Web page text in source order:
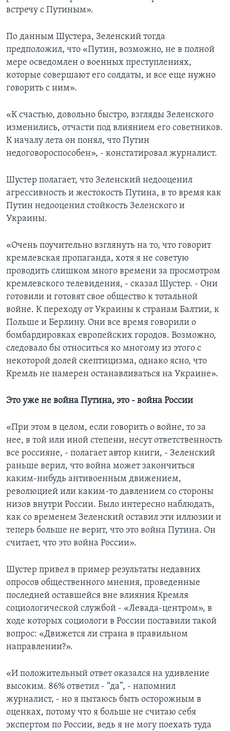
встречу с Путиным».
По данным Шустера, Зеленский тогда
предположил, что «Путин, возможно, не в полной
мере осведомлен о военных преступлениях,
которые совершают его солдаты, и все еще нужно
говорить с ним».
«К счастью, довольно быстро, взгляды Зеленского
изменились, отчасти под влиянием его советников.
К началу лета он понял, что Путин
недоговороспособен», - констатировал журналист.
Шустер полагает, что Зеленский недооценил
агрессивность и жестокость Путина, в то время как
Путин недооценил стойкость Зеленского и
Украины.
«Очень поучительно взглянуть на то, что говорит
кремлевская пропаганда, хотя я не советую
проводить слишком много времени за просмотром
кремлевского телевидения, - сказал Шустер. - Они
готовили и готовят свое общество к тотальной
войне. К переходу от Украины к странам Балтии, к
Польше и Берлину. Они все время говорили о
бомбардировках европейских городов. Возможно,
следовало бы относиться ко многому из этого с
некоторой долей скептицизма, однако ясно, что
Кремль не намерен останавливаться на Украине».
Это уже не война Путина, это - война России
«При этом в целом, если говорить о войне, то за
нее, в той или иной степени, несут ответственность
все россияне, - полагает автор книги, - Зеленский
раньше верил, что война может закончиться
каким-нибудь антивоенным движением,
революцией или каким-то давлением со стороны
низов внутри России. Было интересно наблюдать,
как со временем Зеленский оставил эти иллюзии и
теперь больше не верит, что это война Путина. Он
считает, что это война России».
Шустер привел в пример результаты недавних
опросов общественного мнения, проведенные
последней оставшейся вне влияния Кремля
социологической службой - «Левада-центром», в
ходе которых социологи в России поставили такой
вопрос: «Движется ли страна в правильном
направлении?».
«И положительный ответ оказался на удивление
высоким. 86% ответил - “да”, - напомнил
журналист, - но я пытаюсь быть осторожным в
оценках, потому что я больше не считаю себя
экспертом по России, ведь я не могу поехать туда